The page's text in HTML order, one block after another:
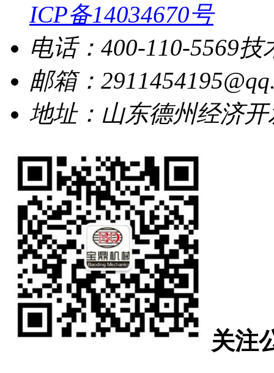
ICP备14034670号
电话：400-110-5569技
邮箱：
地址：山东德州经济
关注